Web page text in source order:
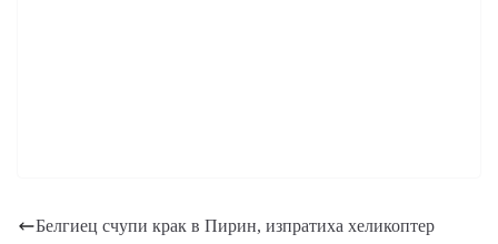
Белгиец счупи крак в Пирин, изпратиха хеликоптер